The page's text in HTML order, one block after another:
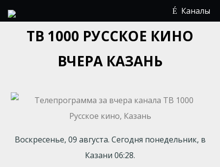
Каналы
ТВ 1000 РУССКОЕ КИНО
ВЧЕРА КАЗАНЬ
Воскресенье, 09 августа. Сегодня понедельник, в
Казани 06:28.